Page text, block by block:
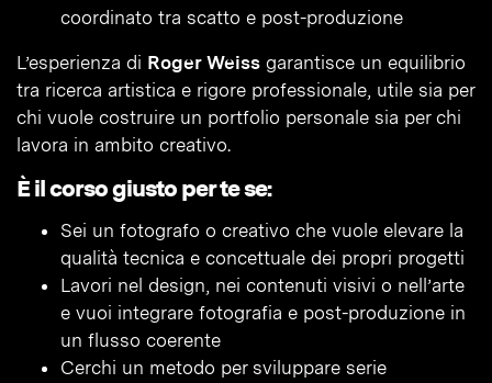
coordinato tra scatto e post-produzione
L’esperienza di Roger Weiss garantisce un equilibrio
tra ricerca artistica e rigore professionale, utile sia per
chi vuole costruire un portfolio personale sia per chi
lavora in ambito creativo.
È il corso giusto per te se:
Sei un fotografo o creativo che vuole elevare la
qualità tecnica e concettuale dei propri progetti
Lavori nel design, nei contenuti visivi o nell’arte
e vuoi integrare fotografia e post-produzione in
un flusso coerente
Cerchi un metodo per sviluppare serie